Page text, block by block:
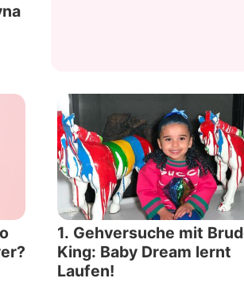
1. Gehversuche mit
King: Baby Dream lernt
Laufen!